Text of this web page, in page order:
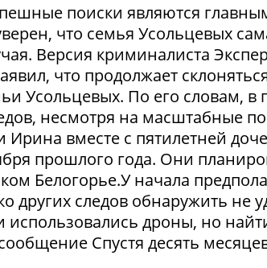
поиски являются
что семья Усольцевых
Версия криминалиста
что продолжает
Усольцевых. По его словам, в
несмотря на масштабные
вместе с пятилетней
прошлого года. Они
Белогорье.У начала
других следов обнаружить не
использовались дроны, но
Спустя десять